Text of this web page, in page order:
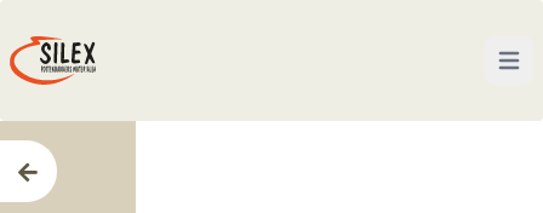
Open